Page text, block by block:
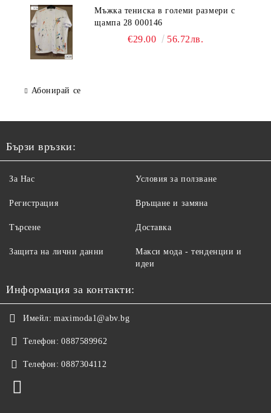
Мъжка тениска в големи размери с
щампа 28 000146
€29.00 56.72лв.
Абонирай се
Бързи връзки:
За Нас
Регистрация
Търсене
Защита на лични данни
Условия за ползване
Връщане и замяна
Доставка
Макси мода - тенденции и
идеи
Информация за контакти:
Имейл: maximoda1@abv.bg
Телефон: 0887589962
Телефон: 0887304112